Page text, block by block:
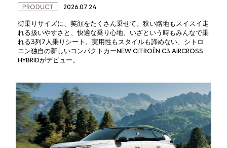
PRODUCT 2026.07.24
街乗りサイズに、笑顔をたくさん乗せて。狭い路地もスイスイ走
れる扱いやすさと、快適な乗り心地。いざという時もみんなで乗
れる3列7人乗りシート。実用性もスタイルも諦めない、シトロ
エン独自の新しいコンパクトカーNEW CITROËN C3 AIRCROSS
HYBRIDがデビュー。